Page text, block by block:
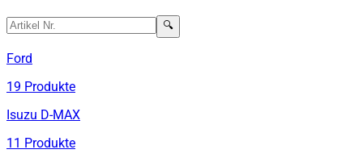
🔍
Ford
19 Produkte
Isuzu D-MAX
11 Produkte